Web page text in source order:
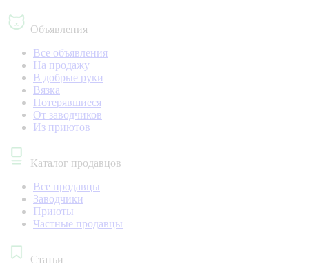
Объявления
Все объявления
На продажу
В добрые руки
Вязка
Потерявшиеся
От заводчиков
Из приютов
Каталог продавцов
Все продавцы
Заводчики
Приюты
Частные продавцы
Статьи